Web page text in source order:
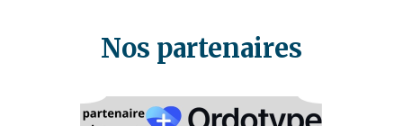
Nos partenaires